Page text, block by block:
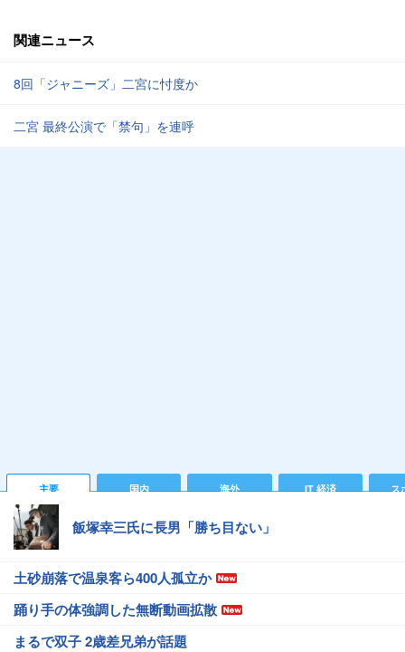
関連ニュース
8回「ジャニーズ」二宮に忖度か
二宮 最終公演で「禁句」を連呼
主要 国内 海外 IT 経済 ス
飯塚幸三氏に長男「勝ち目ない」
土砂崩落で温泉客ら400人孤立か
踊り手の体強調した無断動画拡散
まるで双子 2歳差兄弟が話題